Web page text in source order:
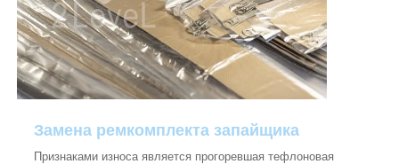
Замена ремкомплекта запайщика
Признаками износа является прогоревшая тефлоновая